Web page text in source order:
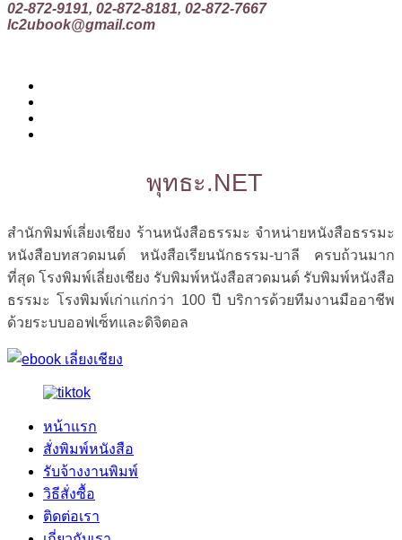
02-872-9191, 02-872-8181, 02-872-7667
lc2ubook@gmail.com
พุทธะ.NET
สำนักพิมพ์เลี่ยงเชียง ร้านหนังสือธรรมะ จำหน่ายหนังสือธรรมะ
หนังสือบทสวดมนต์ หนังสือเรียนนักธรรม-บาลี ครบถ้วนมาก
ที่สุด โรงพิมพ์เลี่ยงเชียง รับพิมพ์หนังสือสวดมนต์ รับพิมพ์หนังสือ
ธรรมะ โรงพิมพ์เก่าแก่กว่า 100 ปี บริการด้วยทีมงานมืออาชีพ
ด้วยระบบออฟเซ็ทและดิจิตอล
หน้าแรก
สั่งพิมพ์หนังสือ
รับจ้างงานพิมพ์
วิธีสั่งซื้อ
ติดต่อเรา